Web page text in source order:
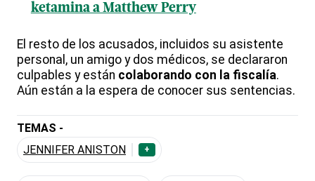
ketamina a Matthew Perry
El resto de los acusados, incluidos su asistente
personal, un amigo y dos médicos, se declararon
culpables y están colaborando con la fiscalía.
Aún están a la espera de conocer sus sentencias.
TEMAS -
JENNIFER ANISTON
+